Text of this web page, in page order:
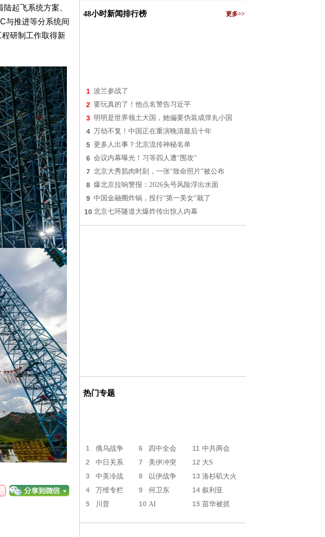
起飞系统方案、
与推进等分系统间
研制工作取得新
48小时新闻排行榜 更多>>
1 波兰参战了
2 要玩真的了！他点名警告习近平
3 明明是世界领土大国，她偏要伪装成弹丸小国
4 万劫不复！中国正在重演晚清最后十年
5 更多人出事？北京流传神秘名单
6 会议内幕曝光！习等四人遭“围攻”
7 北京大秀肌肉时刻，一张“致命照片”被公布
8 爆北京拉响警报：2026头号风险浮出水面
9 中国金融圈炸锅，投行“第一美女”栽了
10 北京七环隧道大爆炸传出惊人内幕
热门专题
1 俄乌战争 6 四中全会 11 中共两会
2 中日关系 7 美伊冲突 12 大S
3 中美冷战 8 以伊战争 13 洛杉矶大火
4 万维专栏 9 何卫东 14 叙利亚
5 川普 10 AI 15 苗华被抓